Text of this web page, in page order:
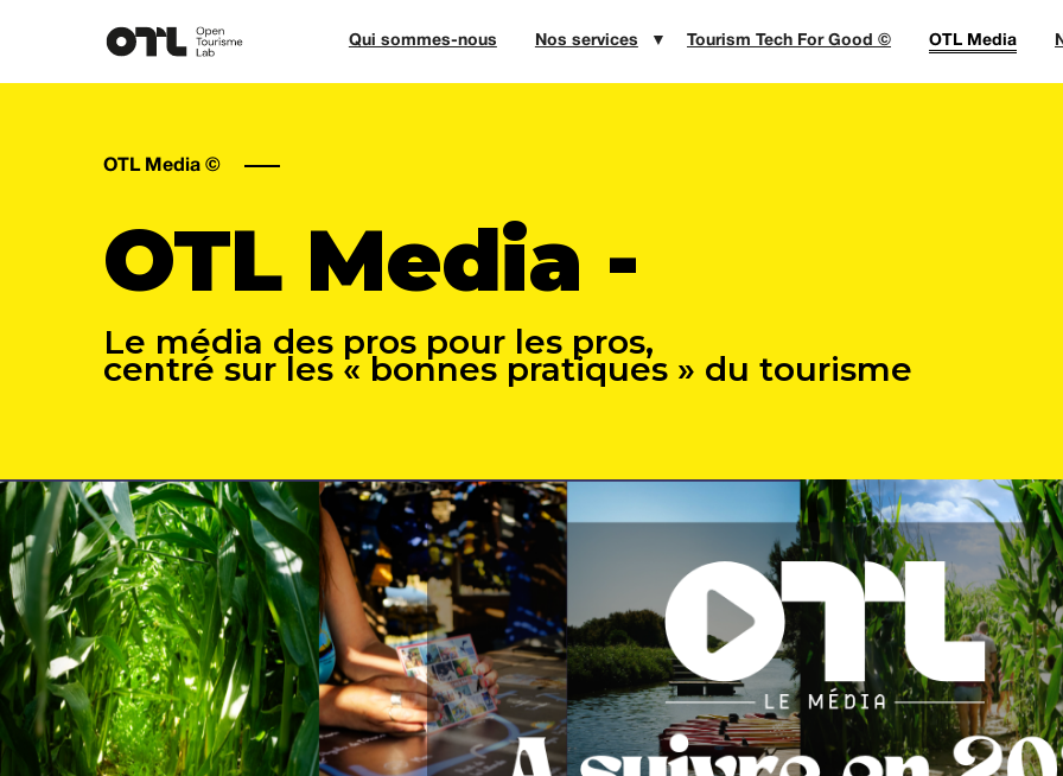
Qui sommes-nous Nos services ▼ Tourism Tech For Good © OTL Media
OTL Media ©
OTL Media -
Le média des pros pour les pros,
centré sur les « bonnes pratiques » du tourisme